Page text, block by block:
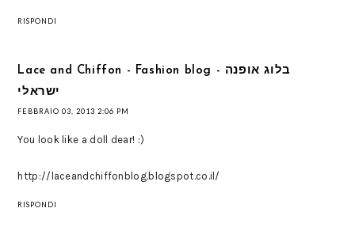
RISPONDI
Lace and Chiffon - Fashion blog - בלוג אופנה
ישראלי
FEBBRAIO 03, 2013 2:06 PM
You look like a doll dear! :)
http://laceandchiffonblog.blogspot.co.il/
RISPONDI